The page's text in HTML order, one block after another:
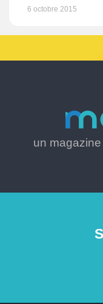
6 octobre 2015
un magazine